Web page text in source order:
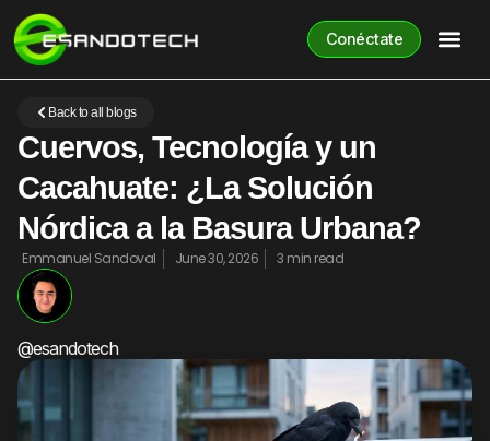
Conéctate
Back to all blogs
Cuervos, Tecnología y un
Cacahuate: ¿La Solución
Nórdica a la Basura Urbana?
Emmanuel Sandoval June 30, 2026 3 min read
@esandotech